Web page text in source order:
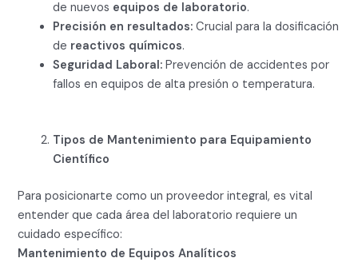
de nuevos equipos de laboratorio.
Precisión en resultados: Crucial para la dosificación
de reactivos químicos.
Seguridad Laboral: Prevención de accidentes por
fallos en equipos de alta presión o temperatura.
Tipos de Mantenimiento para Equipamiento
Científico
Para posicionarte como un proveedor integral, es vital
entender que cada área del laboratorio requiere un
cuidado específico:
Mantenimiento de Equipos Analíticos